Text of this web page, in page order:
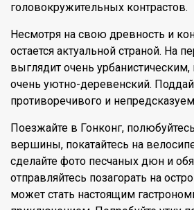
головокружительных контрастов.
Несмотря на свою древность и
остается актуальной страной. На
выглядит очень
очень уютно-деревенский.
противоречивого и
Поезжайте в Гонконг,
вершины, покатайтесь на
сделайте фото песчаных дюн и
отправляйтесь позагорать на
может стать настоящим